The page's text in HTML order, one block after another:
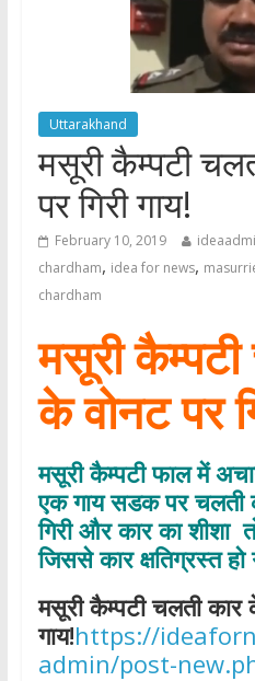
Uttarakhand
मसूरी कैम्पटी
पर गिरी गाय!
February 10, 2019
chardham, idea for news,
chardham
मसूरी
के वोनट पर
मसूरी कैम्पटी फाल में
एक गाय सडक पर चलती
गिरी और कार का शीशा
जिससे कार क्षतिग्रस्त
मसूरी कैम्पटी चलती कार
गाय!https://
admin/post-